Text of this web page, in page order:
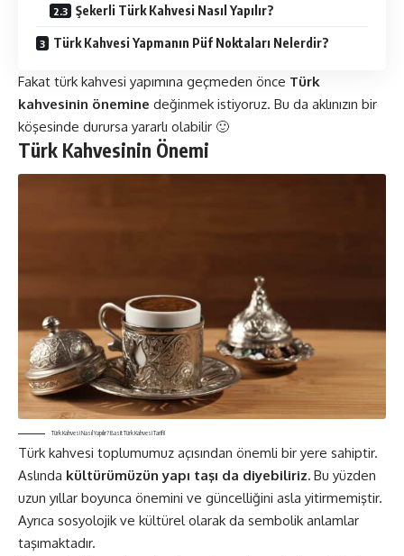
Şekerli Türk Kahvesi Nasıl Yapılır?
Türk Kahvesi Yapmanın Püf Noktaları Nelerdir?
Fakat türk kahvesi yapımına geçmeden önce Türk
kahvesinin önemine değinmek istiyoruz. Bu da aklınızın bir
köşesinde durursa yararlı olabilir 🙂
Türk Kahvesinin Önemi
Türk Kahvesi Nasıl Yapılır? Basit Türk Kahvesi Tarifi!
Türk kahvesi toplumumuz açısından önemli bir yere sahiptir.
Aslında kültürümüzün yapı taşı da diyebiliriz. Bu yüzden
uzun yıllar boyunca önemini ve güncelliğini asla yitirmemiştir.
Ayrıca sosyolojik ve kültürel olarak da sembolik anlamlar
taşımaktadır.